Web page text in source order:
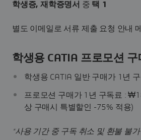
학생증, 재학증명서 중 택 1
별도 이메일로 서류 제출 요청 안내
학생용 CATIA 프로모션 구
학생용 CATIA 일반 구매가 1년
프로모션 구매가 1년 구독료 :
상 구매시 특별할인 -75% 적용)
*사용 기간 중 구독 취소 및 환불 불가